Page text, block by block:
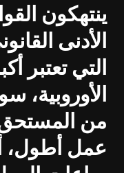
ينتهكون
الأدنى
التي تعتبر
الأوروبية،
من
عمل أطول،